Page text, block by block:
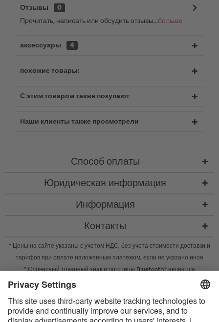
Отзывы
0
Прочитать, написать или обсудить отзывы...больше
аксессуары 4
похожие товары:
С этим товаром также покупают
Наши клиенты также просмотрели
Способ оплаты
Юридическая информация
Информация
Контакты
* Цены на сайте указаны с учетом НДС, без учета стоимости доставки и
тарифов при оплате наложенным платежом, если не указано иное
* Словесный товарный знак и логотипы Bluetooth® являются
зарегистрированными товарными знаками Bluetooth SIG, Inc. Компания
Apple, логотип Apple и Apple Watch являются товарными знаками Apple
Inc. Google Play и логотип Google Play являются товарными знаками